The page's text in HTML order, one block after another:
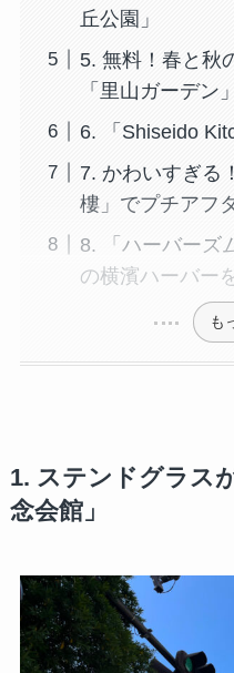
丘公園」
5. 無料！春と秋
「里山ガーデン」
6. 「Shiseido
7. かわいすぎる
樓」でプチアフ
8. 「ハーバーズ
の横濱ハーバー
も
1. ステンドグラス
念会館」